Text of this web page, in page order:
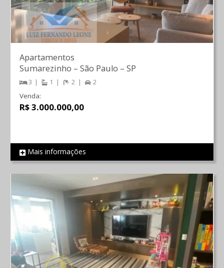
REF 637
Apartamentos
Sumarezinho – São Paulo – SP
3 1 2 2
Venda:
R$ 3.000.000,00
Mais informações